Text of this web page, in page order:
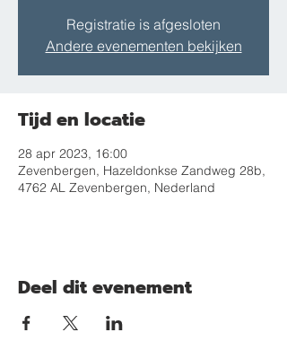
Registratie is afgesloten
Andere evenementen bekijken
Tijd en locatie
28 apr 2023, 16:00
Zevenbergen, Hazeldonkse Zandweg 28b,
4762 AL Zevenbergen, Nederland
Deel dit evenement